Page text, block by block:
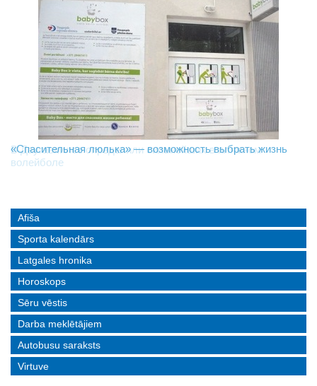
В Даугавпилсе определили сильнейших в пляжном
волейболе
«Спасительная люлька» — возможность выбрать жизнь
Новое поколение пограничников: Даугавпилсское
управление пополнили молодые специалисты
Afiša
Sporta kalendārs
Latgales hronika
Horoskops
Sēru vēstis
Darba meklētājiem
Autobusu saraksts
Virtuve